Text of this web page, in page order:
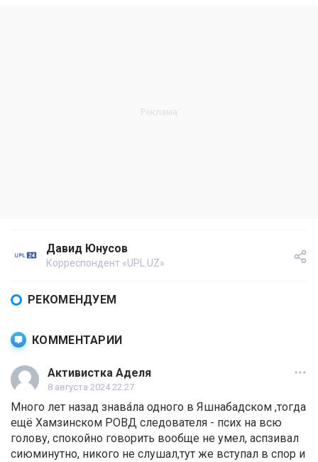
Давид Юнусов
Корреспондент «UPL.UZ»
РЕКОМЕНДУЕМ
КОММЕНТАРИИ
Активистка Аделя
8 августа 2024 22:27
Много лет назад знава́ла одного в Яшнабадском ,тогда
ещё Хамзинском РОВД следователя - псих на всю
голову, спокойно говорить вообще не умел, аспзивал
сиюминутно, никого не слушал,тут же вступал в спор и